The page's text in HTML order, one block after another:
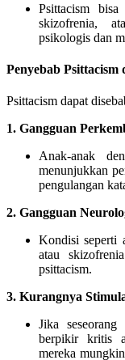
Psittacism
skizofrenia,
psikologis dan
Penyebab Psittacism
Psittacism dapat
1. Gangguan
Anak-anak
menunjukkan
pengulangan
2. Gangguan
Kondisi seperti
atau
psittacism.
3. Kurangnya
Jika
berpikir kritis
mereka